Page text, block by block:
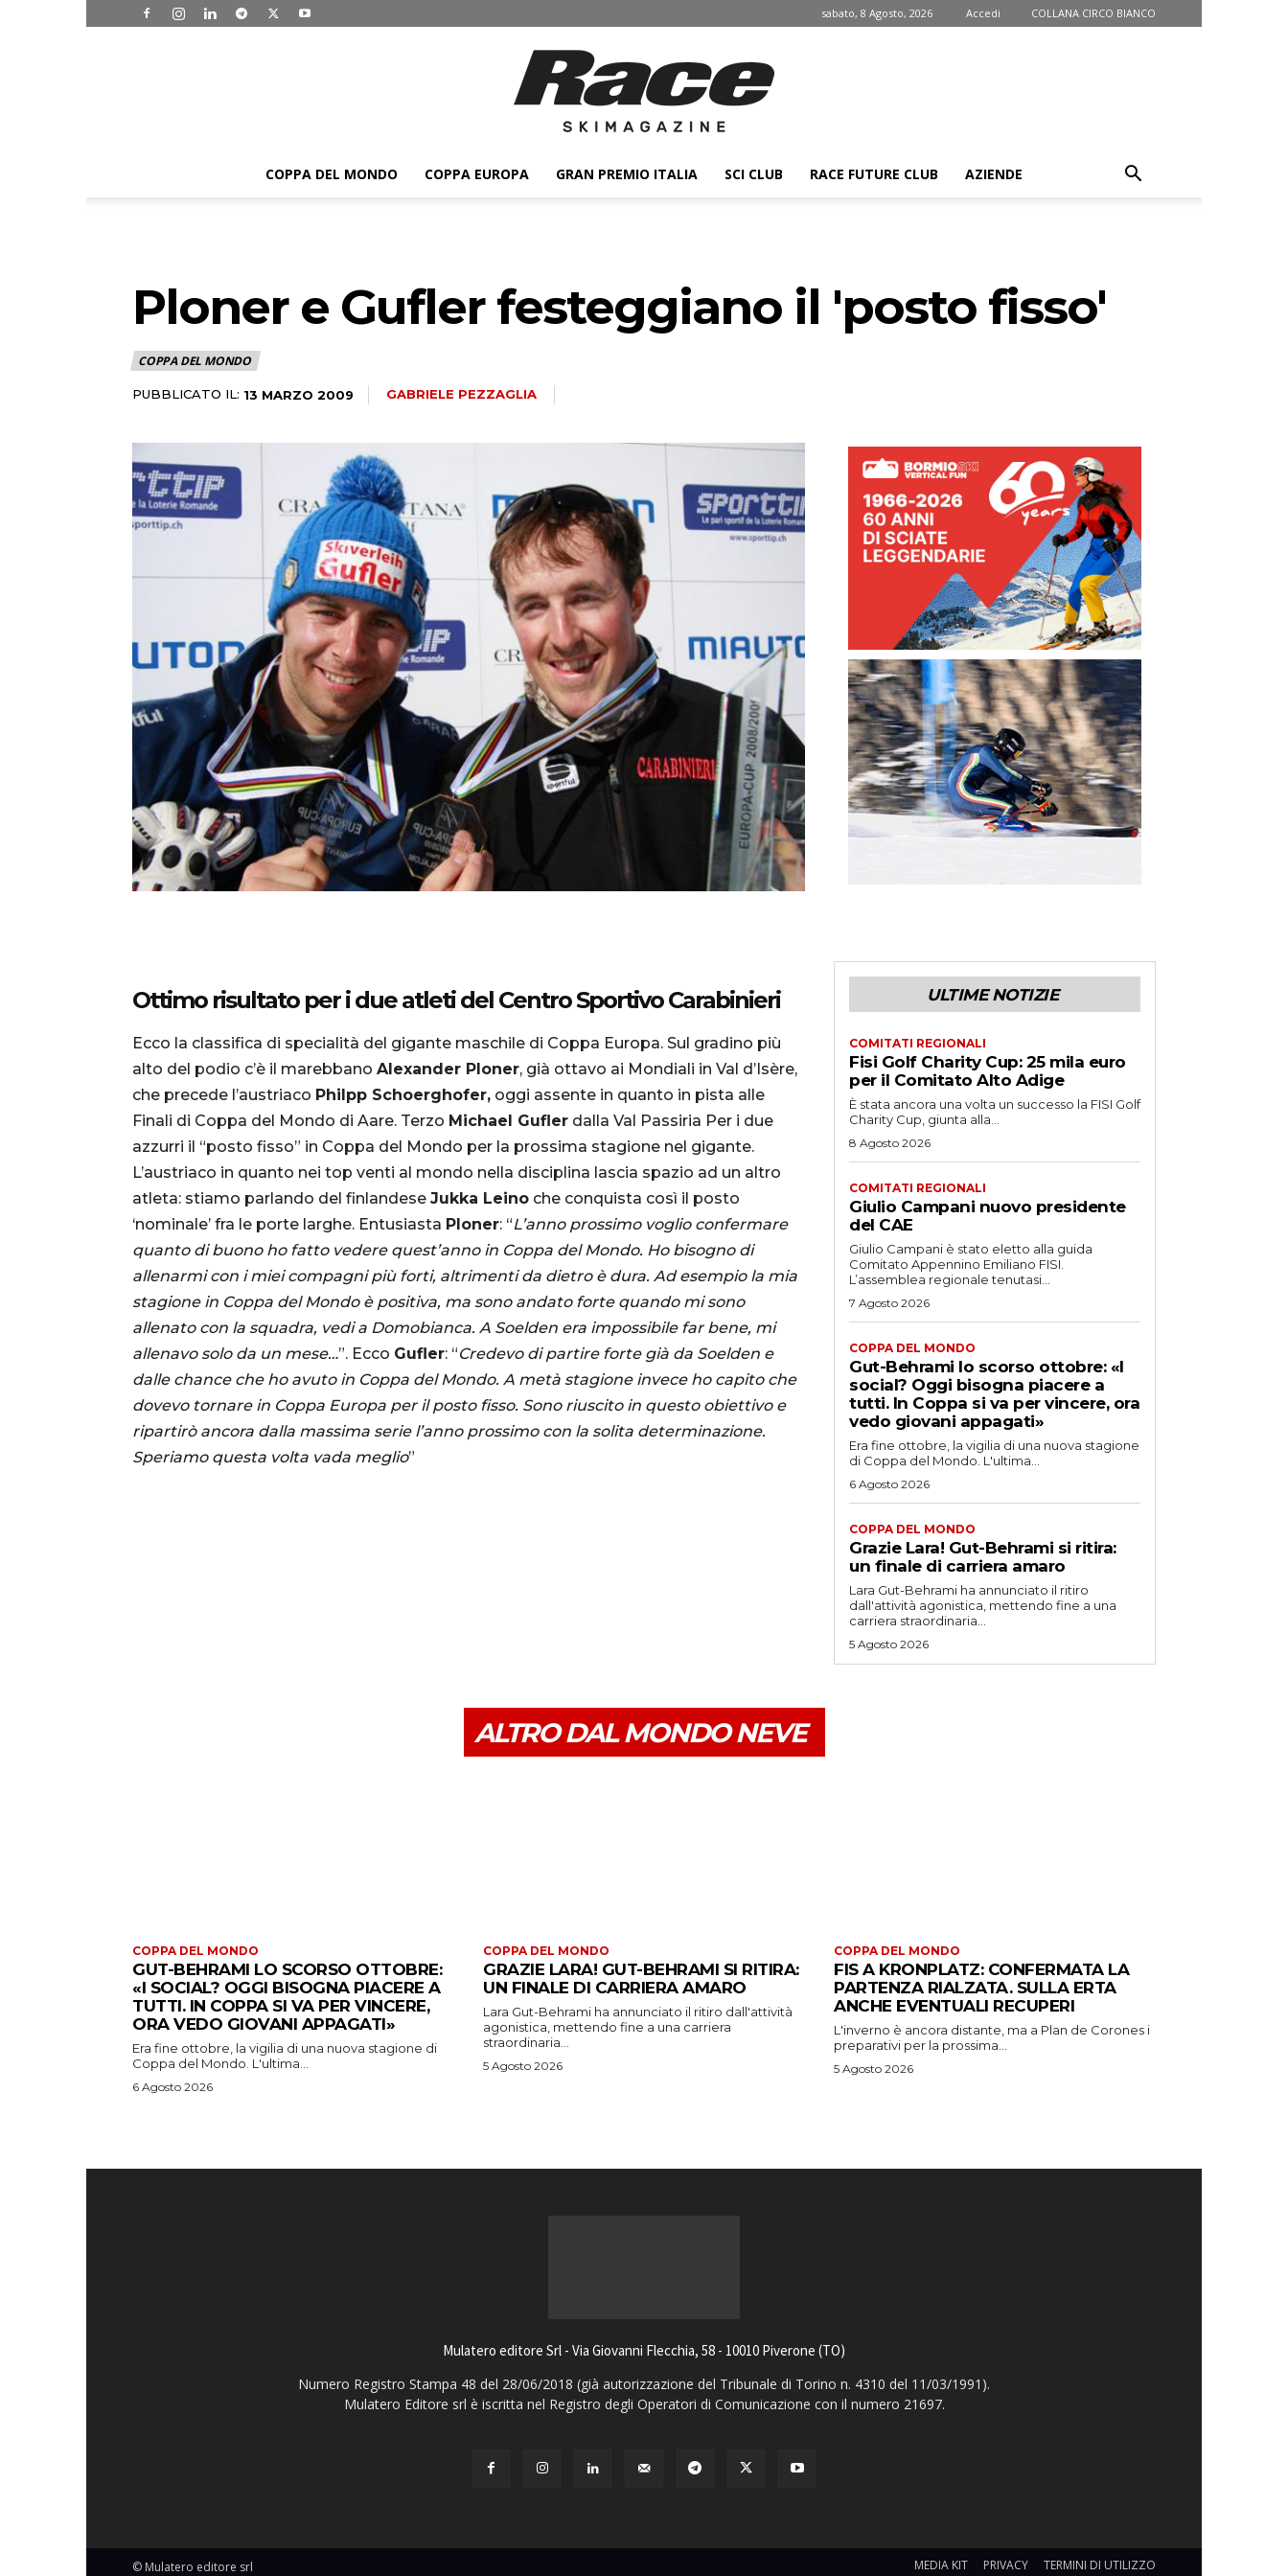
sabato, 8 Agosto, 2026 Accedi COLLANA CIRCO BIANCO
ski
magazine
COPPA DEL MONDO COPPA EUROPA GRAN PREMIO ITALIA SCI CLUB RACE FUTURE CLUB AZIENDE
Ploner e Gufler festeggiano il 'posto fisso'
COPPA DEL MONDO
PUBBLICATO IL: 13 MARZO 2009 GABRIELE PEZZAGLIA
Ottimo risultato per i due atleti del Centro Sportivo Carabinieri
Ecco la classifica di specialità del gigante maschile di Coppa Europa. Sul gradino più
alto del podio c’è il marebbano Alexander Ploner, già ottavo ai Mondiali in Val d’Isère,
che precede l’austriaco Philpp Schoerghofer, oggi assente in quanto in pista alle
Finali di Coppa del Mondo di Aare. Terzo Michael Gufler dalla Val Passiria Per i due
azzurri il “posto fisso” in Coppa del Mondo per la prossima stagione nel gigante.
L’austriaco in quanto nei top venti al mondo nella disciplina lascia spazio ad un altro
atleta: stiamo parlando del finlandese Jukka Leino che conquista così il posto
‘nominale’ fra le porte larghe. Entusiasta Ploner: “L’anno prossimo voglio confermare
quanto di buono ho fatto vedere quest’anno in Coppa del Mondo. Ho bisogno di
allenarmi con i miei compagni più forti, altrimenti da dietro è dura. Ad esempio la mia
stagione in Coppa del Mondo è positiva, ma sono andato forte quando mi sono
allenato con la squadra, vedi a Domobianca. A Soelden era impossibile far bene, mi
allenavo solo da un mese…”. Ecco Gufler: “Credevo di partire forte già da Soelden e
dalle chance che ho avuto in Coppa del Mondo. A metà stagione invece ho capito che
dovevo tornare in Coppa Europa per il posto fisso. Sono riuscito in questo obiettivo e
ripartirò ancora dalla massima serie l’anno prossimo con la solita determinazione.
Speriamo questa volta vada meglio”
ULTIME NOTIZIE
COMITATI REGIONALI
Fisi Golf Charity Cup: 25 mila euro
per il Comitato Alto Adige
È stata ancora una volta un successo la FISI Golf
Charity Cup, giunta alla...
8 Agosto 2026
COMITATI REGIONALI
Giulio Campani nuovo presidente
del CAE
Giulio Campani è stato eletto alla guida
Comitato Appennino Emiliano FISI.
L’assemblea regionale tenutasi...
7 Agosto 2026
COPPA DEL MONDO
Gut-Behrami lo scorso ottobre: «I
social? Oggi bisogna piacere a
tutti. In Coppa si va per vincere, ora
vedo giovani appagati»
Era fine ottobre, la vigilia di una nuova stagione
di Coppa del Mondo. L'ultima...
6 Agosto 2026
COPPA DEL MONDO
Grazie Lara! Gut-Behrami si ritira:
un finale di carriera amaro
Lara Gut-Behrami ha annunciato il ritiro
dall'attività agonistica, mettendo fine a una
carriera straordinaria...
5 Agosto 2026
ALTRO DAL MONDO NEVE
COPPA DEL MONDO
GUT-BEHRAMI LO SCORSO OTTOBRE:
«I SOCIAL? OGGI BISOGNA PIACERE A
TUTTI. IN COPPA SI VA PER VINCERE,
ORA VEDO GIOVANI APPAGATI»
Era fine ottobre, la vigilia di una nuova stagione di
Coppa del Mondo. L'ultima...
6 Agosto 2026
COPPA DEL MONDO
GRAZIE LARA! GUT-BEHRAMI SI RITIRA:
UN FINALE DI CARRIERA AMARO
Lara Gut-Behrami ha annunciato il ritiro dall'attività
agonistica, mettendo fine a una carriera
straordinaria...
5 Agosto 2026
COPPA DEL MONDO
FIS A KRONPLATZ: CONFERMATA LA
PARTENZA RIALZATA. SULLA ERTA
ANCHE EVENTUALI RECUPERI
L'inverno è ancora distante, ma a Plan de Corones i
preparativi per la prossima...
5 Agosto 2026
Mulatero editore Srl - Via Giovanni Flecchia, 58 - 10010 Piverone (TO)
Numero Registro Stampa 48 del 28/06/2018 (già autorizzazione del Tribunale di Torino n. 4310 del 11/03/1991).
Mulatero Editore srl è iscritta nel Registro degli Operatori di Comunicazione con il numero 21697.
© Mulatero editore srl MEDIA KIT PRIVACY TERMINI DI UTILIZZO